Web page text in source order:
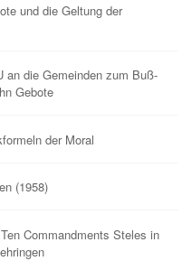
und die Geltung der
an die Gemeinden zum Buß-
Gebote
der Moral
(1958)
Commandments Steles in